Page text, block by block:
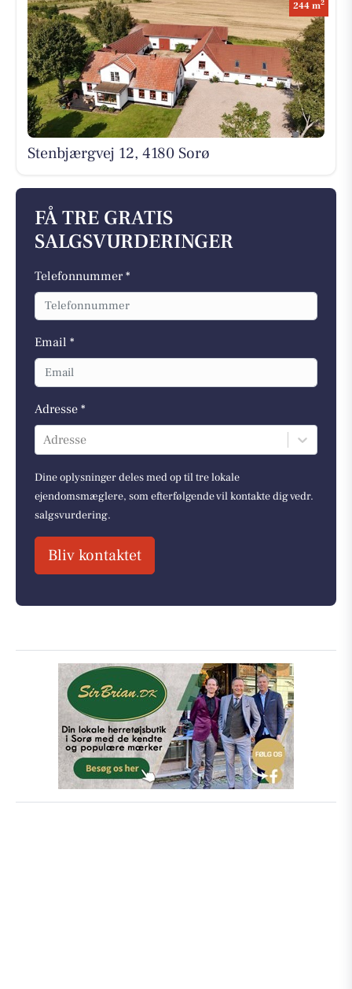
244 m2
Stenbjærgvej 12, 4180 Sorø
FÅ TRE GRATIS
SALGSVURDERINGER
Telefonnummer *
Email *
Adresse *
Adresse
Dine oplysninger deles med op til tre lokale
ejendomsmæglere, som efterfølgende vil kontakte dig vedr.
salgsvurdering.
Bliv kontaktet